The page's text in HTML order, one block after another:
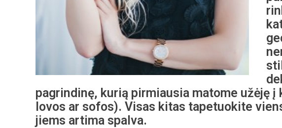
pagrindinę, kurią pirmiausia matome užėję
lovos ar sofos). Visas kitas tapetuokite
jiems artima spalva.